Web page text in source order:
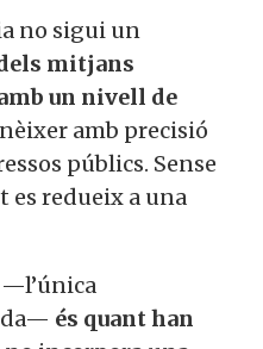
institucionals
aportacions
Si la llei no
un còmput
il·lusió comptable.
no sigui un
un nivell de
amb precisió
participar i
la nostra